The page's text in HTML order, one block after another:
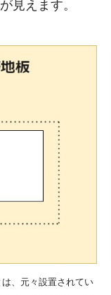
見えます。
、元々設置されてい